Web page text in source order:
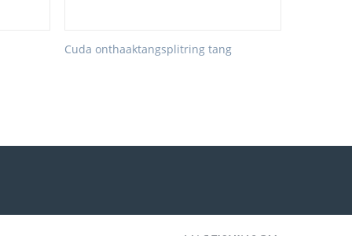
Cuda onthaaktangsplitring tang